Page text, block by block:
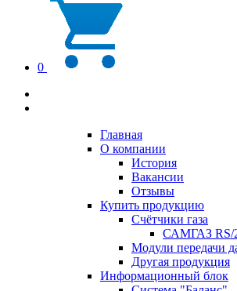
0
Главная
О компании
История
Вакансии
Отзывы
Купить продукцию
Счётчики газа
САМГАЗ RS/
Модули передачи
Другая продукция
Информационный блок